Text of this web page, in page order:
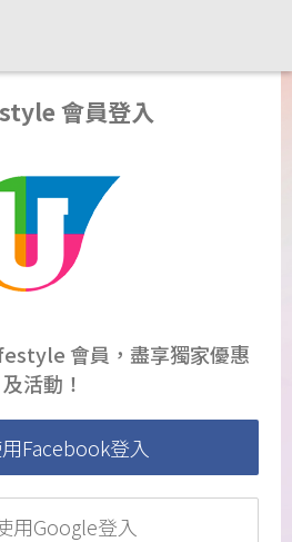
會員登入
會員，盡享獨家優惠
及活動！
Facebook登入
用Google登入